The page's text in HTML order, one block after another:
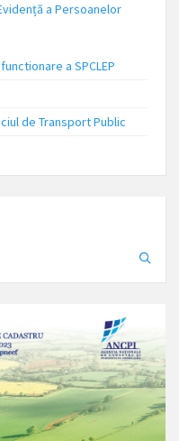
a Persoanelor
a SPCLEP
de Transport Public